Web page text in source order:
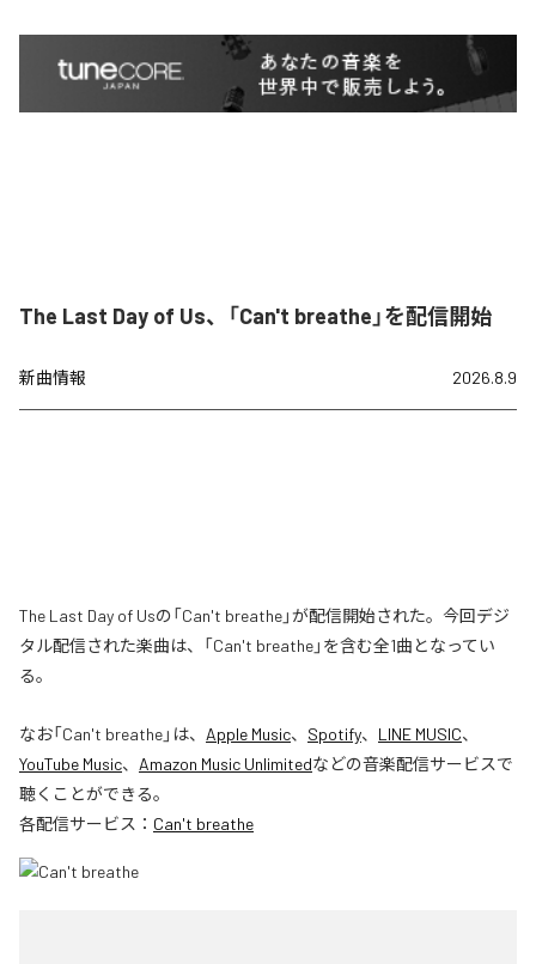
The Last Day of Us、「Can't breathe」を配信開始
新曲情報 2026.8.9
The Last Day of Usの「Can't breathe」が配信開始された。今回デジ
タル配信された楽曲は、「Can't breathe」を含む全1曲となってい
る。
なお「Can't breathe」は、 Apple Music、 Spotify、 LINE MUSIC、
YouTube Music、 Amazon Music Unlimitedなどの音楽配信サービスで
聴くことができる。
各配信サービス： Can't breathe